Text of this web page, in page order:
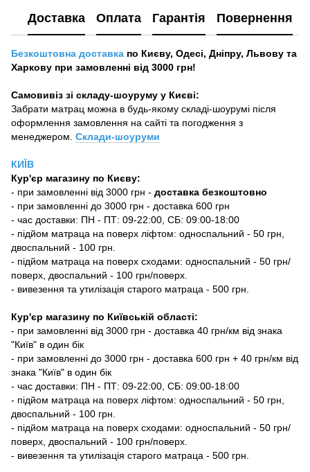
Доставка Оплата Гарантія Повернення
Безкоштовна доставка по Києву, Одесі, Дніпру, Львову та
Харкову при замовленні від 3000 грн!
Самовивіз зі складу-шоуруму у Києві:
Забрати матрац можна в будь-якому складі-шоурумі після
оформлення замовлення на сайті та погодження з
менеджером. Склади-шоуруми
КИЇВ
Кур'єр магазину по Києву:
- при замовленні від 3000 грн - доставка безкоштовно
- при замовленні до 3000 грн - доставка 600 грн
- час доставки: ПН - ПТ: 09-22:00, СБ: 09:00-18:00
- підйом матраца на поверх ліфтом: односпальний - 50 грн,
двоспальний - 100 грн.
- підйом матраца на поверх сходами: односпальний - 50 грн/
поверх, двоспальний - 100 грн/поверх.
- вивезення та утилізація старого матраца - 500 грн.
Кур'єр магазину по Київській області:
- при замовленні від 3000 грн - доставка 40 грн/км від знака
"Київ" в один бік
- при замовленні до 3000 грн - доставка 600 грн + 40 грн/км від
знака "Київ" в один бік
- час доставки: ПН - ПТ: 09-22:00, СБ: 09:00-18:00
- підйом матраца на поверх ліфтом: односпальний - 50 грн,
двоспальний - 100 грн.
- підйом матраца на поверх сходами: односпальний - 50 грн/
поверх, двоспальний - 100 грн/поверх.
- вивезення та утилізація старого матраца - 500 грн.